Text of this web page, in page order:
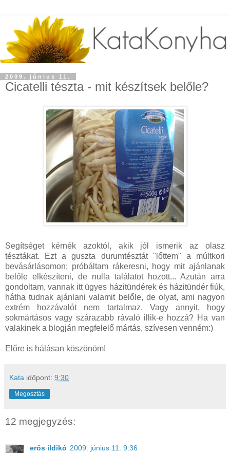
2009. június 11.
Cicatelli tészta - mit készítsek belőle?
Segítséget kérnék azoktól, akik jól ismerik az olasz
tésztákat. Ezt a guszta durumtésztát "lőttem" a múltkori
bevásárlásomon; próbáltam rákeresni, hogy mit ajánlanak
belőle elkészíteni, de nulla találatot hozott... Azután arra
gondoltam, vannak itt ügyes házitündérek és házitündér fiúk,
hátha tudnak ajánlani valamit belőle, de olyat, ami nagyon
extrém hozzávalót nem tartalmaz. Vagy annyit, hogy
sokmártásos vagy szárazabb rávaló illik-e hozzá? Ha van
valakinek a blogján megfelelő mártás, szívesen venném:)
Előre is hálásan köszönöm!
Kata időpont: 9:30
Megosztás
12 megjegyzés:
erős ildikó 2009. június 11. 9:36